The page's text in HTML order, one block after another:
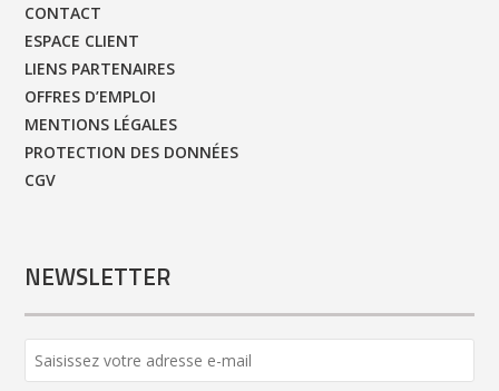
CONTACT
ESPACE CLIENT
LIENS PARTENAIRES
OFFRES D’EMPLOI
MENTIONS LÉGALES
PROTECTION DES DONNÉES
CGV
NEWSLETTER